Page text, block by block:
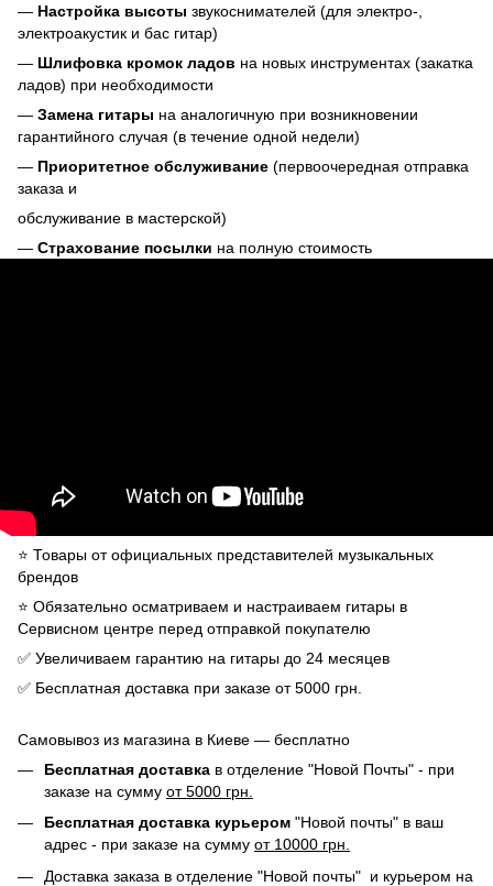
— Настройка высоты звукоснимателей (для электро-,
электроакустик и бас гитар)
— Шлифовка кромок ладов на новых инструментах (закатка
ладов) при необходимости
— Замена гитары на аналогичную при возникновении
гарантийного случая (в течение одной недели)
— Приоритетное обслуживание (первоочередная отправка
заказа и
обслуживание в мастерской)
— Страхование посылки на полную стоимость
⭐️ Товары от официальных представителей музыкальных
брендов
⭐️ Обязательно осматриваем и настраиваем гитары в
Сервисном центре перед отправкой покупателю
✅ Увеличиваем гарантию на гитары до 24 месяцев
✅ Бесплатная доставка при заказе от 5000 грн.
Самовывоз из магазина в Киеве — бесплатно
Бесплатная доставка в отделение "Новой Почты" - при
заказе на сумму от 5000 грн.
Бесплатная доставка курьером "Новой почты" в ваш
адрес - при заказе на сумму от 10000 грн.
Доставка заказа в отделение "Новой почты" и курьером на